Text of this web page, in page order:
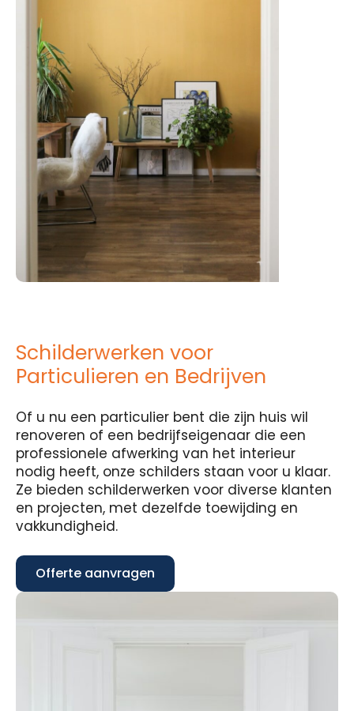
Schilderwerken voor
Particulieren en Bedrijven
Of u nu een particulier bent die zijn huis wil
renoveren of een bedrijfseigenaar die een
professionele afwerking van het interieur
nodig heeft, onze schilders staan voor u klaar.
Ze bieden schilderwerken voor diverse klanten
en projecten, met dezelfde toewijding en
vakkundigheid.
Offerte aanvragen